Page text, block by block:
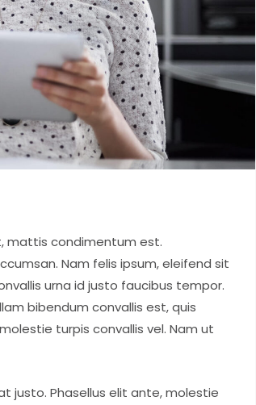
mattis condimentum est.
Nam felis ipsum, eleifend sit
urna id justo faucibus tempor.
bibendum convallis est, quis
turpis convallis vel. Nam ut
justo. Phasellus elit ante, molestie